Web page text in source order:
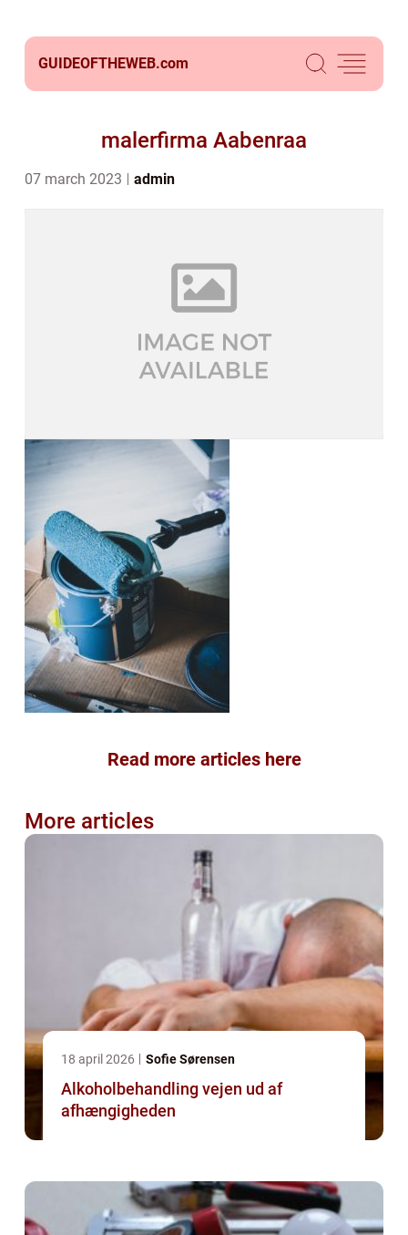
GUIDEOFTHEWEB.com
malerfirma Aabenraa
07 march 2023 admin
Read more articles here
More articles
18 april 2026 Sofie Sørensen
Alkoholbehandling vejen ud af
afhængigheden